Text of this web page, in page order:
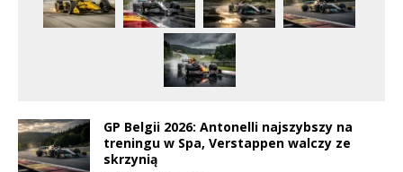
GP Belgii 2026: Antonelli najszybszy na
treningu w Spa, Verstappen walczy ze
skrzynią